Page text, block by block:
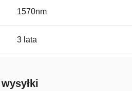
1570nm
3 lata